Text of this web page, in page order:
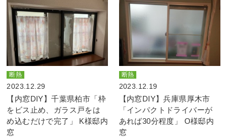
断熱
2023.12.29
【内窓DIY】千葉県柏市「枠
をビス止め、ガラス戸をは
め込むだけで完了」 K様邸内
窓
断熱
2023.12.19
【内窓DIY】兵庫県厚木市
「インパクトドライバーが
あれば30分程度」 O様邸内
窓